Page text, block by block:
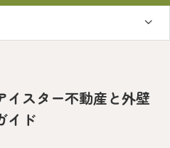
イスター不動産と外壁
イド